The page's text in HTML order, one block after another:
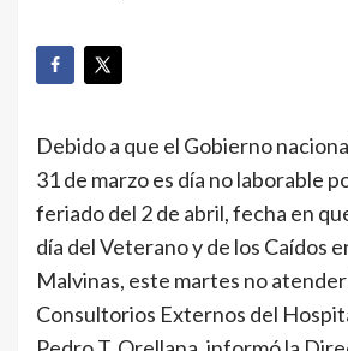
Debido a que el Gobierno
31 de marzo es día no laborable
feriado del 2 de abril, fecha en
día del Veterano y de los Caídos
Malvinas, este martes no
Consultorios Externos del